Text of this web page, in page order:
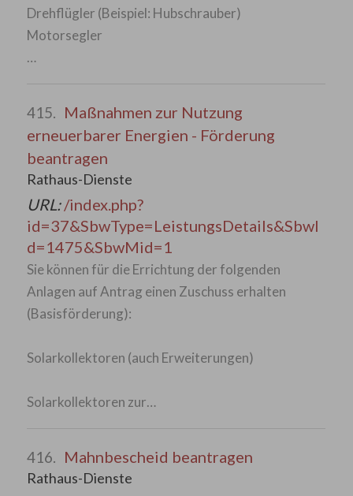
Drehflügler (Beispiel: Hubschrauber)
Motorsegler
…
415. Maßnahmen zur Nutzung
erneuerbarer Energien - Förderung
beantragen
Rathaus-Dienste
URL:/index.php?
id=37&SbwType=LeistungsDetails&SbwI
d=1475&SbwMid=1
Sie können für die Errichtung der folgenden
Anlagen auf Antrag einen Zuschuss erhalten
(Basisförderung):
Solarkollektoren (auch Erweiterungen)
Solarkollektoren zur…
416. Mahnbescheid beantragen
Rathaus-Dienste